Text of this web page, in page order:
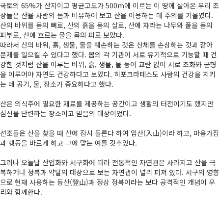
국토의 65%가 산지이고 평균고도가 500m에 이르는 이 땅에 살아온 우리 조
상들은 산을 사람의 몸과 비유하여 보고 산을 이용하는 데 주의를 기울였다.
산의 바위를 몸의 뼈로, 산의 흙을 몸의 살로, 산에 자라는 나무와 풀을 몸의
피부로, 산에 흐르는 물을 몸의 피로 보았다.
따라서 산의 바위, 흙, 생물, 물을 훼손하는 것은 신체를 손상하는 것과 같아
문제를 일으킬 수 있다고 했다. 몸의 각 기관이 서로 유기적으로 기능할 때 건
강한 것처럼 산을 이루는 바위, 흙, 생물, 물 등이 교란 없이 서로 조화와 균형
을 이루어야 자연도 건강하다고 보았다. 히포크라테스도 사람의 건강을 지키
는 데 공기, 물, 장소가 중요하다고 했다.
산은 의식주에 필요한 재료를 제공하는 공간이고 생활의 터전이기도 했지만
심신을 단련하는 장소이고 믿음의 대상이었다.
선조들은 산을 찾을 때 산에 잠시 들른다 하여 입산(入山)이라 하고, 마음가짐
과 행동을 바르게 하고 그에 맞는 예를 갖추었다.
그러나 오늘날 산업화와 서구화에 따라 전통적인 자연관은 사라지고 산을 극
복하거나 정복과 약탈의 대상으로 보는 자연관이 널리 퍼져 있다. 서구의 영향
으로 현재 사용하는 등산(登山)과 정상 정복이라는 보다 공격적인 개념이 우
리와 함께한다.